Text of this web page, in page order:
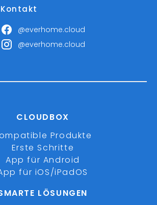
Kontakt
@everhome.cloud
@everhome.cloud
CLOUDBOX
Produkte
Erste Schritte
App für Android
für iOS/iPadOS
LÖSUNGEN